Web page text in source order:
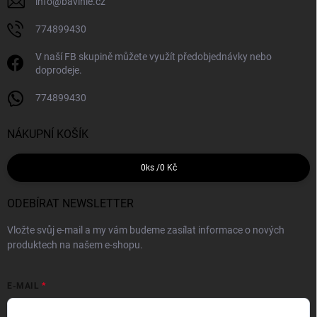
774899430
V naší FB skupině můžete využít předobjednávky nebo
doprodeje.
774899430
NÁKUPNÍ KOŠÍK
0 ks /0 Kč
ODEBÍRAT NEWSLETTER
Vložte svůj e-mail a my vám budeme zasílat informace o nových
produktech na našem e-shopu.
E-MAIL